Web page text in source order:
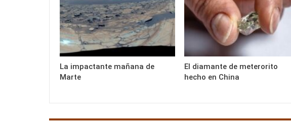
La impactante mañana de
Marte
El diamante de meterorito
hecho en China